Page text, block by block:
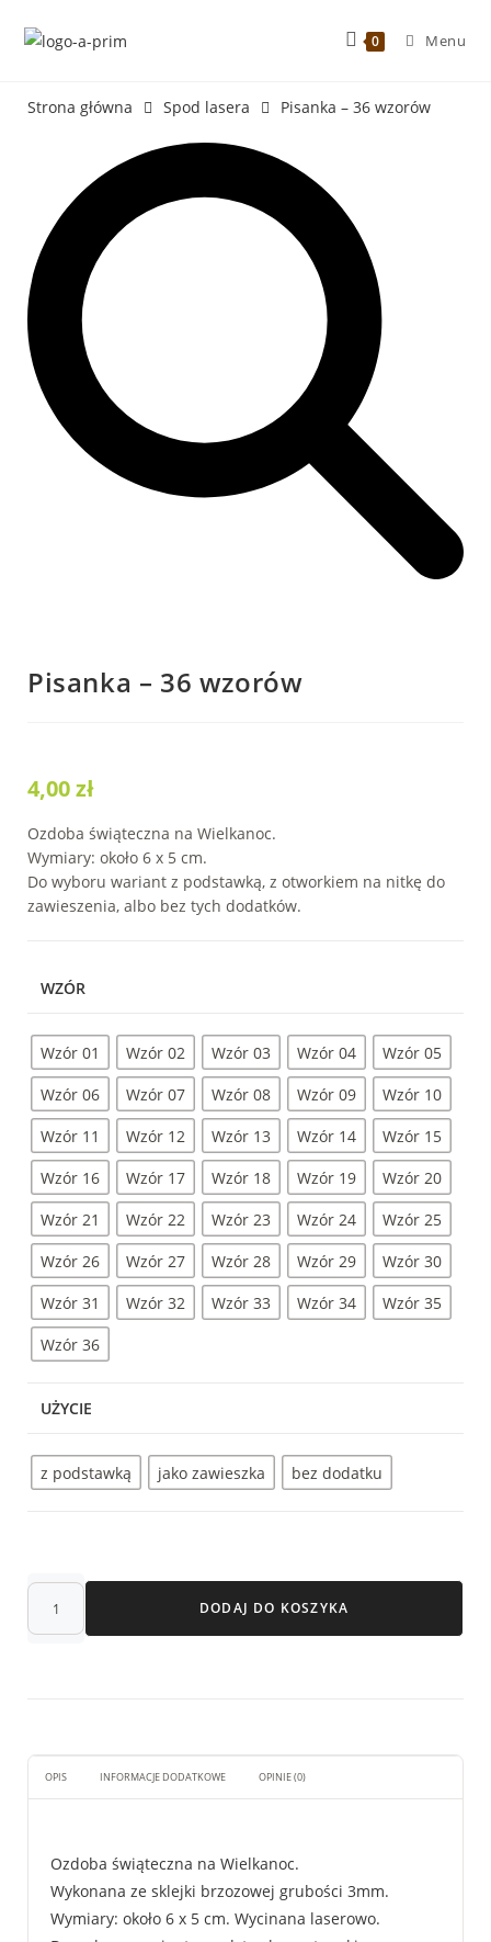
0 Menu
Strona główna Spod lasera Pisanka – 36 wzorów
Pisanka – 36 wzorów
4,00zł
Ozdoba świąteczna na Wielkanoc.
Wymiary: około 6 x 5 cm.
Do wyboru wariant z podstawką, z otworkiem na nitkę do
zawieszenia, albo bez tych dodatków.
WZÓR
Wzór 01 Wzór 02 Wzór 03 Wzór 04
Wzór 05
Wzór 06
Wzór 07 Wzór 08 Wzór 09
Wzór 10
Wzór 11
Wzór 12 Wzór 13 Wzór 14
Wzór 15
Wzór 16
Wzór 17 Wzór 18 Wzór 19
Wzór 20
Wzór 21
Wzór 22 Wzór 23 Wzór 24
Wzór 25
Wzór 26
Wzór 27 Wzór 28 Wzór 29
Wzór 30
Wzór 31
Wzór 32 Wzór 33 Wzór 34
Wzór 35
Wzór 36
UŻYCIE
z podstawką jako zawieszka bez dodatku
DODAJ DO KOSZYKA
OPIS INFORMACJE DODATKOWE OPINIE (0)
Ozdoba świąteczna na Wielkanoc.
Wykonana ze sklejki brzozowej grubości 3mm.
Wymiary: około 6 x 5 cm. Wycinana laserowo.